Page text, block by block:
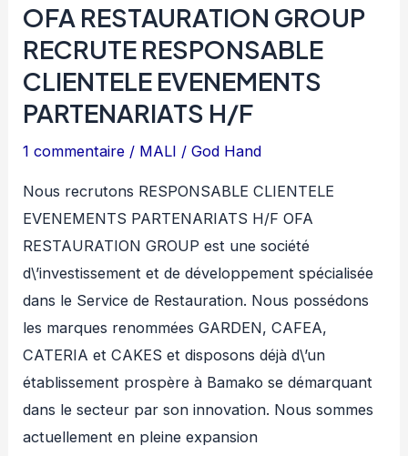
RECRUTE
CHEF
H/F
OFA RESTAURATION GROUP
RECRUTE RESPONSABLE
CLIENTELE EVENEMENTS
PARTENARIATS H/F
1 commentaire / MALI /God Hand
Nous recrutons RESPONSABLE CLIENTELE
EVENEMENTS PARTENARIATS H/F OFA
RESTAURATION GROUP est une société
d\’investissement et de développement spécialisée
dans le Service de Restauration. Nous possédons
les marques renommées GARDEN, CAFEA,
CATERIA et CAKES et disposons déjà d\’un
établissement prospère à Bamako se démarquant
dans le secteur par son innovation. Nous sommes
actuellement en pleine expansion